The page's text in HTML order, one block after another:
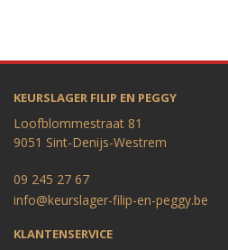
KEURSLAGER FILIP EN PEGGY
Loofblommestraat 81
9051 Sint-Denijs-Westrem
09 245 27 67
info@keurslager-filip-en-peggy.be
KLANTENSERVICE